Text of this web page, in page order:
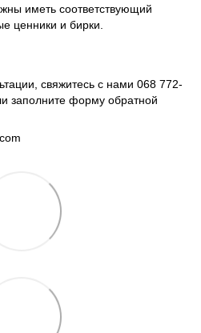
иметь соответствующий
ценники и бирки.
свяжитесь с нами 068 772-
заполните форму обратной